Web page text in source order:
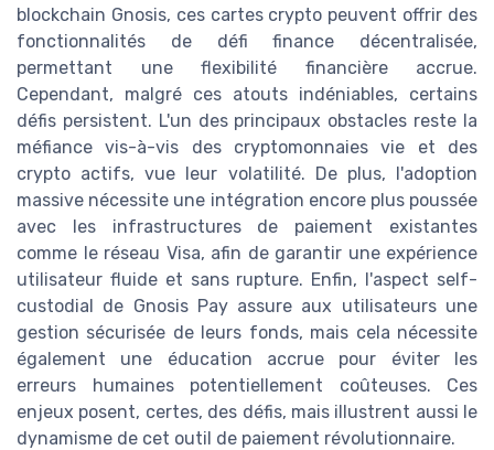
blockchain Gnosis, ces cartes crypto peuvent offrir des
fonctionnalités de défi finance décentralisée,
permettant une flexibilité financière accrue.
Cependant, malgré ces atouts indéniables, certains
défis persistent. L'un des principaux obstacles reste la
méfiance vis-à-vis des cryptomonnaies vie et des
crypto actifs, vue leur volatilité. De plus, l'adoption
massive nécessite une intégration encore plus poussée
avec les infrastructures de paiement existantes
comme le réseau Visa, afin de garantir une expérience
utilisateur fluide et sans rupture. Enfin, l'aspect self-
custodial de Gnosis Pay assure aux utilisateurs une
gestion sécurisée de leurs fonds, mais cela nécessite
également une éducation accrue pour éviter les
erreurs humaines potentiellement coûteuses. Ces
enjeux posent, certes, des défis, mais illustrent aussi le
dynamisme de cet outil de paiement révolutionnaire.